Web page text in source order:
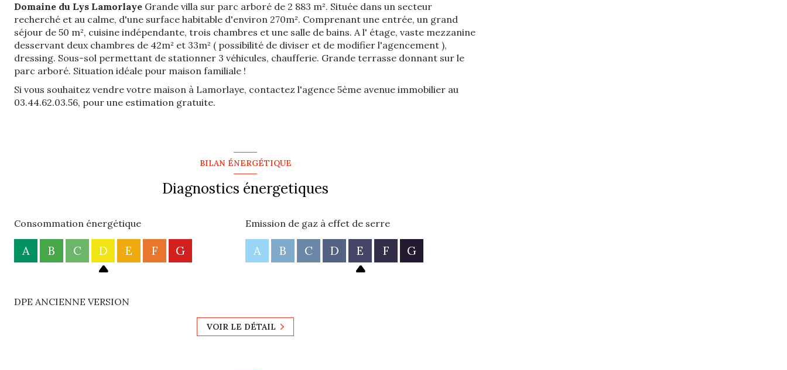
Domaine du Lys Lamorlaye Grande villa sur parc arboré de 2 883 m². Située dans un secteur
recherché et au calme, d'une surface habitable d'environ 270m². Comprenant une entrée, un grand
séjour de 50 m², cuisine indépendante, trois chambres et une salle de bains. A l' étage, vaste mezzanine
desservant deux chambres de 42m² et 33m² ( possibilité de diviser et de modifier l'agencement ),
dressing. Sous-sol permettant de stationner 3 véhicules, chaufferie. Grande terrasse donnant sur le
parc arboré. Situation idéale pour maison familiale !
Si vous souhaitez vendre votre maison à Lamorlaye, contactez l'agence 5ème avenue immobilier au
03.44.62.03.56, pour une estimation gratuite.
BILAN ÉNERGÉTIQUE
Diagnostics énergetiques
Consommation énergétique
A B C D E F G
Emission de gaz à effet de serre
A B C D E F G
DPE ANCIENNE VERSION
VOIR LE DÉTAIL